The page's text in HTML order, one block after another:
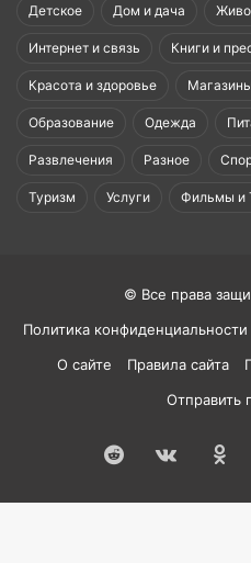
Детское Дом и дача
Интернет и связь Книги и
Красота и здоровье Магазины
Образование Одежда
Развлечения Разное
Туризм Услуги Фильмы и
© Все права
Политика конфиденциальности
О сайте
Правила сайта
Отправить
Reddit vk.com